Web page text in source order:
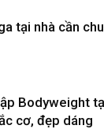
tại nhà cần
Bodyweight
cơ, đẹp dáng